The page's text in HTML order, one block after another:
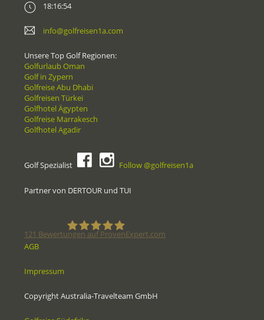
18:16:54
info@golfreisen1a.com
Unsere Top Golf Regionen:
Golfurlaub Oman
Golf in Zypern
Golfreise Abu Dhabi
Golfreisen Türkei
Golfhotel Ägypten
Golfreise Marrakesch
Golfhotel Agadir
Golf Spezialist Follow @golfreisen1a
Partner von DERTOUR und TUI
Spezialisten
121 Bewertungen auf ProvenExpert.com
AGB
Impressum
Copyright Australia-Travelteam GmbH